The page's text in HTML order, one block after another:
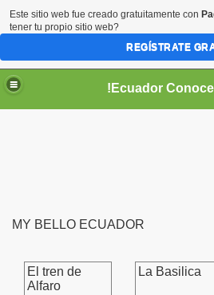
MY BELLO ECUADOR
El tren de
Alfaro
La Basilica
Este sitio web fue creado gratuitamente con
tener tu propio sitio web?
REGÍSTRATE